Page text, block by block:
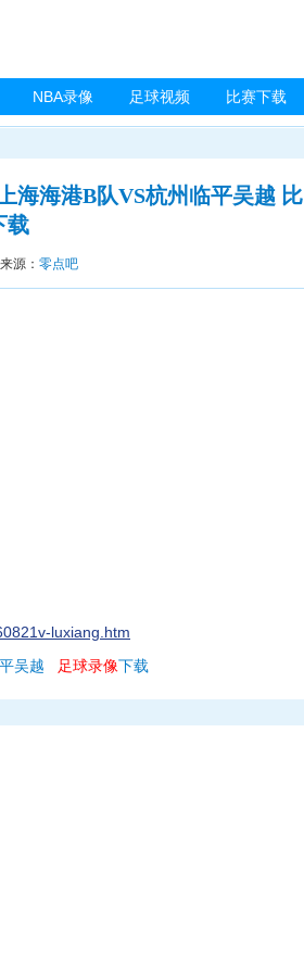
NBA录像 足球视频 比赛下载
海海港B队VS杭州临平吴越 比
载
来源： 零点吧
luxiang.htm
吴越 足球录像下载